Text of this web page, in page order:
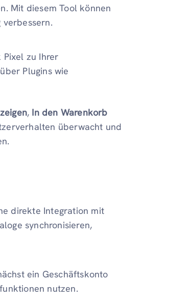
Mit diesem Tool können
verbessern.
zu Ihrer
Plugins wie
, In den Warenkorb
überwacht und
direkte Integration mit
synchronisieren,
ein Geschäftskonto
nutzen.